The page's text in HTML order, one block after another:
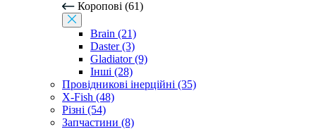
Коропові (61)
Brain (21)
Daster (3)
Gladiator (9)
Інші (28)
Провідникові інерційні (35)
X-Fish (48)
Різні (54)
Запчастини (8)